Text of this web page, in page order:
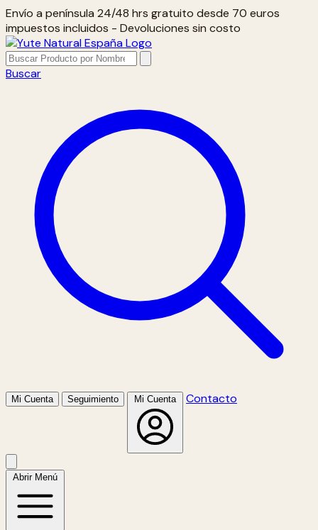
Envío a península 24/48 hrs gratuito desde 70 euros
impuestos incluidos - Devoluciones sin costo
Buscar
Mi Cuenta Seguimiento Mi Cuenta Contacto
Abrir Menú